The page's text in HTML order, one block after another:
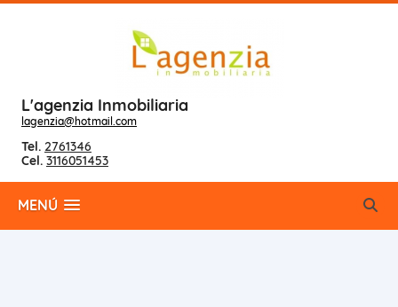
L'agenzia Inmobiliaria
lagenzia@hotmail.com
Tel. 2761346
Cel. 3116051453
MENÚ